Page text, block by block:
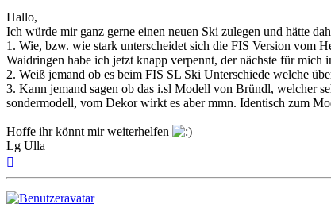
Hallo,
Ich würde mir ganz gerne einen neuen Ski zulegen und hätte
1. Wie, bzw. wie stark unterscheidet sich die FIS Version vom
Waidringen habe ich jetzt knapp verpennt, der nächste für
2. Weiß jemand ob es beim FIS SL Ski Unterschiede welche
3. Kann jemand sagen ob das i.sl Modell von Bründl, welcher
sondermodell, vom Dekor wirkt es aber mmn. Identisch zum
Hoffe ihr könnt mir weiterhelfen
Lg Ulla